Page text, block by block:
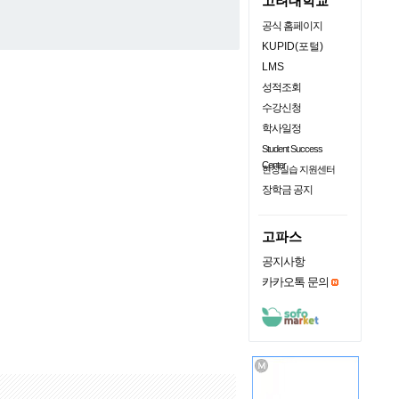
공식 홈페이지
KUPID(포털)
LMS
성적조회
수강신청
학사일정
Student Success
Center
현장실습 지원센터
장학금 공지
고파스
공지사항
카카오톡 문의